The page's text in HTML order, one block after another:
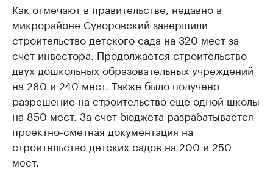
Как отмечают в правительстве, недавно в
микрорайоне Суворовский завершили
строительство детского сада на 320 мест за
счет инвестора. Продолжается строительство
двух дошкольных образовательных учреждений
на 280 и 240 мест. Также было получено
разрешение на строительство еще одной школы
на 850 мест. За счет бюджета разрабатывается
проектно-сметная документация на
строительство детских садов на 200 и 250
мест.